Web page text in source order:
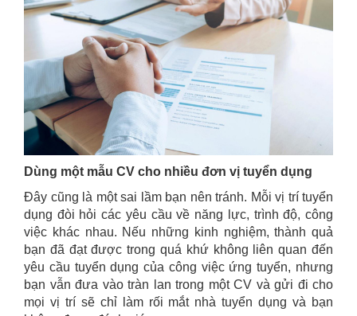
Dùng một mẫu CV cho nhiều đơn vị tuyển dụng
Đây cũng là một sai lầm bạn nên tránh. Mỗi vị trí tuyển
dụng đòi hỏi các yêu cầu về năng lực, trình độ, công
việc khác nhau. Nếu những kinh nghiệm, thành quả
bạn đã đạt được trong quá khứ không liên quan đến
yêu cầu tuyển dụng của công việc ứng tuyển, nhưng
bạn vẫn đưa vào tràn lan trong một CV và gửi đi cho
mọi vị trí sẽ chỉ làm rối mắt nhà tuyển dụng và bạn